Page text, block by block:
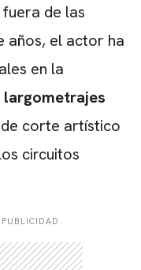
de las
años, el actor ha
en la
corte artístico
circuitos